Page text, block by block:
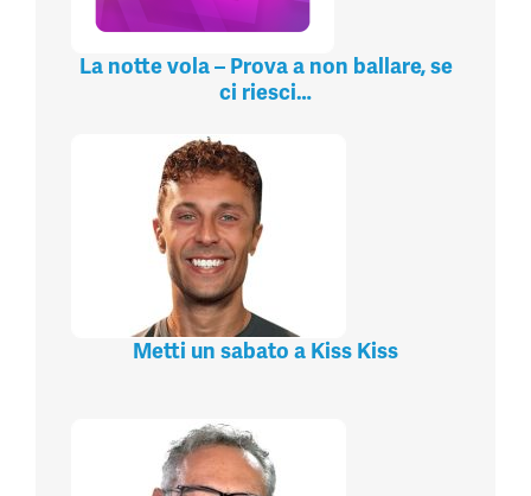
La notte vola – Prova a non ballare, se
ci riesci…
Metti un sabato a Kiss Kiss